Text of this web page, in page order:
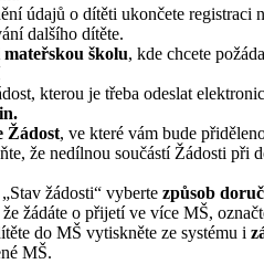
údajů o dítěti ukončete registraci
dalšího dítěte.
školu, kde chcete
kterou je třeba odeslat
Žádost, ve které vám bude
že nedílnou součástí Žádosti při
žádosti“ vyberte způsob
žádáte o přijetí ve více MŠ,
do MŠ vytiskněte ze systému i
MŠ.